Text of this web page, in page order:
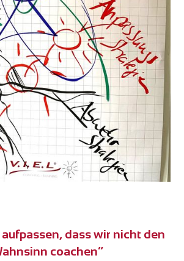
aufpassen, dass wir nicht den
coachen“